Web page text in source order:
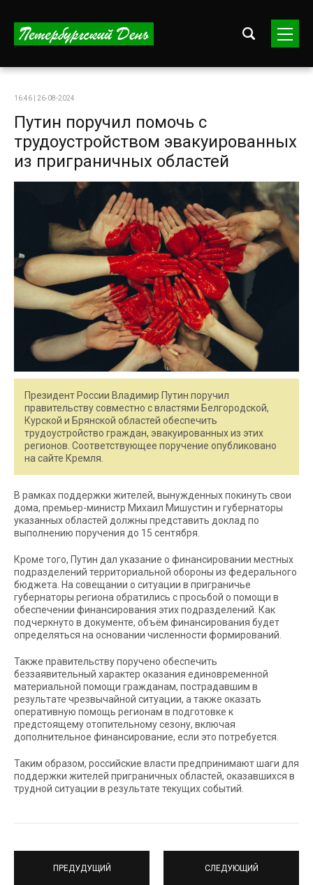
16:46 | 26-08-2024
Путин поручил помочь с
трудоустройством эвакуированных
из приграничных областей
Президент России Владимир Путин поручил
правительству совместно с властями Белгородской,
Курской и Брянской областей обеспечить
трудоустройство граждан, эвакуированных из этих
регионов. Соответствующее поручение опубликовано
на сайте Кремля.
В рамках поддержки жителей, вынужденных покинуть свои
дома, премьер-министр Михаил Мишустин и губернаторы
указанных областей должны представить доклад по
выполнению поручения до 15 сентября.
Кроме того, Путин дал указание о финансировании местных
подразделений территориальной обороны из федерального
бюджета. На совещании о ситуации в приграничье
губернаторы региона обратились с просьбой о помощи в
обеспечении финансирования этих подразделений. Как
подчеркнуто в документе, объём финансирования будет
определяться на основании численности формирований.
Также правительству поручено обеспечить
беззаявительный характер оказания единовременной
материальной помощи гражданам, пострадавшим в
результате чрезвычайной ситуации, а также оказать
оперативную помощь регионам в подготовке к
предстоящему отопительному сезону, включая
дополнительное финансирование, если это потребуется.
Таким образом, российские власти предпринимают шаги для
поддержки жителей приграничных областей, оказавшихся в
трудной ситуации в результате текущих событий.
ПРЕДУДУЩИЙ СЛЕДУЮЩИЙ